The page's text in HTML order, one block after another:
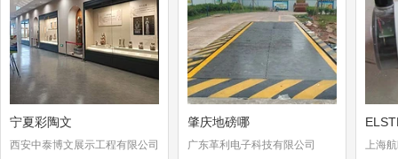
宁夏彩陶文
西安中泰博文展示工程有限公司
肇庆地磅哪
广东革利电子科技有限公司 上海